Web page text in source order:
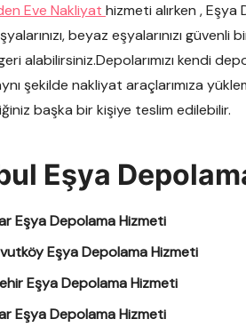
Eve Nakliyat hizmeti alırken , Eşya
beyaz eşyalarınızı
alabilirsiniz.Depolarımızı kendi
şekilde nakliyat araçlarımıza
başka bir kişiye teslim edilebilir.
Eşya
Eşya Depolama Hizmeti
Eşya Depolama Hizmeti
Eşya Depolama Hizmeti
Eşya Depolama Hizmeti